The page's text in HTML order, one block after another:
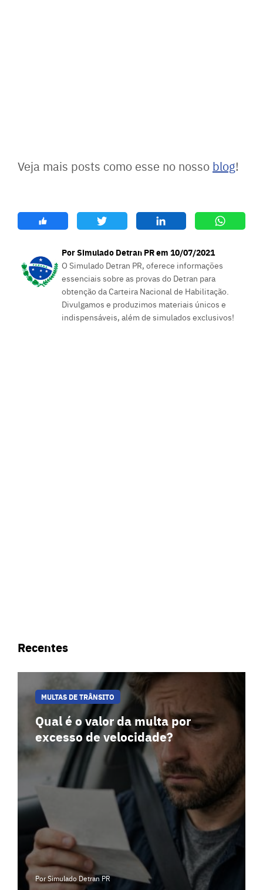
Veja mais posts como esse no nosso blog!
Por Simulado Detran PR em 10/07/2021
O Simulado Detran PR, oferece informações
essenciais sobre as provas do Detran para
obtenção da Carteira Nacional de Habilitação.
Divulgamos e produzimos materiais únicos e
indispensáveis, além de simulados exclusivos!
Recentes
MULTAS DE TRÂNSITO
Qual é o valor da multa por
excesso de velocidade?
Por Simulado Detran PR